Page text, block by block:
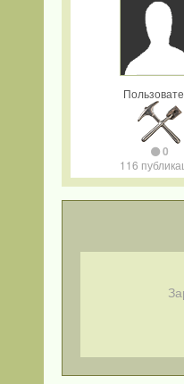
0
116